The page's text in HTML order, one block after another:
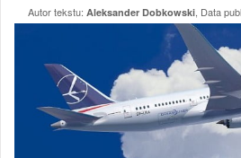
Autor tekstu: Aleksander Dobkowski , Data